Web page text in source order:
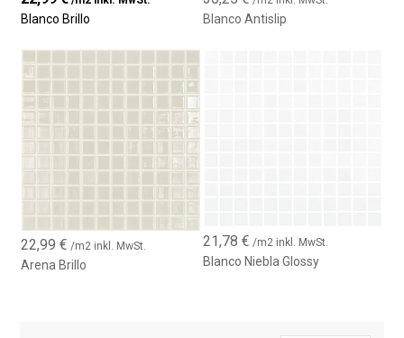
Blanco Brillo Blanco Antislip
22,99€ /m2 inkl. MwSt.
Arena Brillo
21,78 € /m2 inkl. MwSt.
Blanco Niebla Glossy